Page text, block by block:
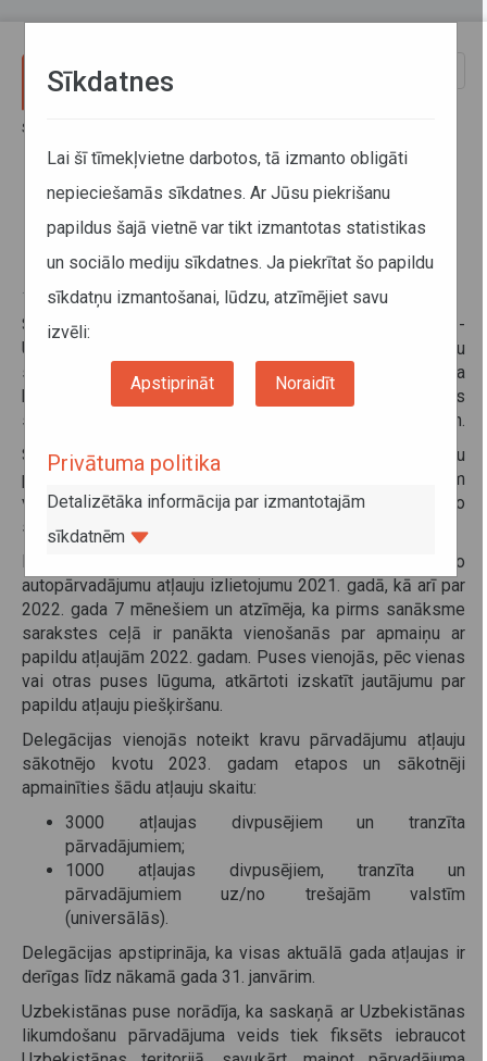
Sākums
Latvijas - Uzbekistānas Kopējās
komisijas sanāksme
14. septembris 2022
Saskaņā ar 1996. gada 23. maijā parakstīto Latvijas -
Uzbekistānas starpvaldību nolīgumu par automobiļu
starptautisko satiksmi, 2022. gada 18. augustā Rīgā notika
kārtējā Latvijas - Uzbekistānas Kopējās komisijas
sanāksme par starptautisko autopārvadājumu jautājumiem.
Sanāksmes sākumā delegācijas apmainījās ar informāciju
par tirdzniecības un autopārvadājumu attīstību starp abām
valstīm un apstiprināja gatavību atbalstīt un veicināt tālāko
starptautisko kravu autopārvadājumu attīstību.
Delegācijas apmainījās ar informāciju par starptautisko
autopārvadājumu atļauju izlietojumu 2021. gadā, kā arī par
2022. gada 7 mēnešiem un atzīmēja, ka pirms sanāksme
sarakstes ceļā ir panākta vienošanās par apmaiņu ar
papildu atļaujām 2022. gadam. Puses vienojās, pēc vienas
vai otras puses lūguma, atkārtoti izskatīt jautājumu par
papildu atļauju piešķiršanu.
Delegācijas vienojās noteikt kravu pārvadājumu atļauju
sākotnējo kvotu 2023. gadam etapos un sākotnēji
apmainīties šādu atļauju skaitu:
3000 atļaujas divpusējiem un tranzīta
pārvadājumiem;
1000 atļaujas divpusējiem, tranzīta un
pārvadājumiem uz/no trešajām valstīm
(universālās).
Delegācijas apstiprināja, ka visas aktuālā gada atļaujas ir
derīgas līdz nākamā gada 31. janvārim.
Uzbekistānas puse norādīja, ka saskaņā ar Uzbekistānas
likumdošanu pārvadājuma veids tiek fiksēts iebraucot
Sīkdatnes
Lai šī tīmekļvietne darbotos, tā izmanto obligāti
nepieciešamās sīkdatnes. Ar Jūsu piekrišanu
papildus šajā vietnē var tikt izmantotas statistikas
un sociālo mediju sīkdatnes. Ja piekrītat šo papildu
sīkdatņu izmantošanai, lūdzu, atzīmējiet savu
izvēli:
Apstiprināt Noraidīt
Privātuma politika
Detalizētāka informācija par izmantotajām
sīkdatnēm